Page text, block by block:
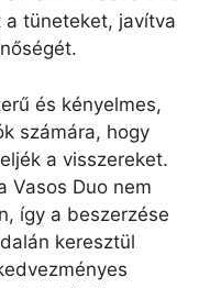
a tüneteket, javítva
és kényelmes,
számára, hogy
a visszereket.
Vasos Duo nem
így a beszerzése
keresztül